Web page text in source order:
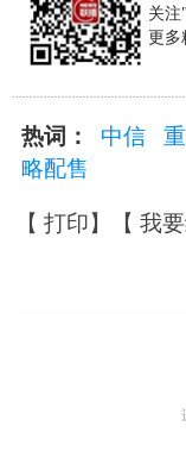
关注
更多
热词： 中信
略配售
【 打印】【 我